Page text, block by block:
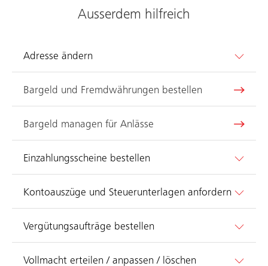
Ausserdem hilfreich
Adresse ändern
Bargeld und Fremdwährungen bestellen
Bargeld managen für Anlässe
Einzahlungsscheine bestellen
Kontoauszüge und Steuerunterlagen anfordern
Vergütungsaufträge bestellen
Vollmacht erteilen / anpassen / löschen